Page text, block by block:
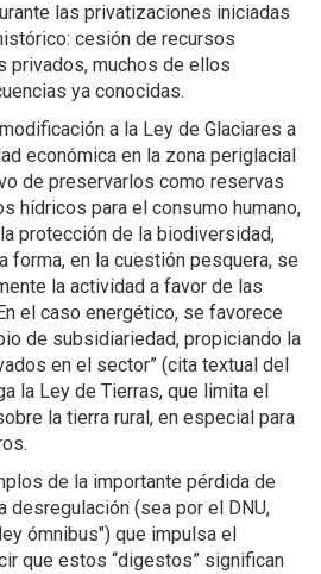
las privatizaciones iniciadas
cesión de recursos
privados, muchos de ellos
ya conocidas.
a la Ley de Glaciares a
económica en la zona periglacial
de preservarlos como reservas
hídricos para el consumo humano,
protección de la biodiversidad,
forma, en la cuestión pesquera, se
la actividad a favor de las
el caso energético, se favorece
de subsidiariedad, propiciando la
en el sector” (cita textual del
la Ley de Tierras, que limita el
la tierra rural, en especial para
de la importante pérdida de
desregulación (sea por el DNU,
ómnibus") que impulsa el
que estos “digestos” significan